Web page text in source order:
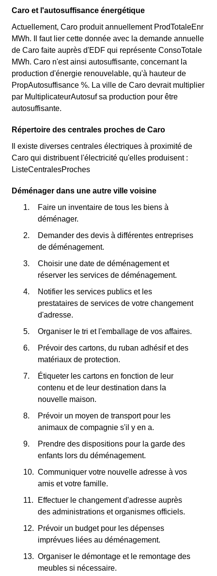
Caro et l'autosuffisance énergétique
Actuellement, Caro produit annuellement ProdTotaleEnr
MWh. Il faut lier cette donnée avec la demande annuelle
de Caro faite auprès d'EDF qui représente ConsoTotale
MWh. Caro n'est ainsi autosuffisante, concernant la
production d'énergie renouvelable, qu'à hauteur de
PropAutosuffisance %. La ville de Caro devrait multiplier
par MultiplicateurAutosuf sa production pour être
autosuffisante.
Répertoire des centrales proches de Caro
Il existe diverses centrales électriques à proximité de
Caro qui distribuent l'électricité qu'elles produisent :
ListeCentralesProches
Déménager dans une autre ville voisine
Faire un inventaire de tous les biens à
déménager.
Demander des devis à différentes entreprises
de déménagement.
Choisir une date de déménagement et
réserver les services de déménagement.
Notifier les services publics et les
prestataires de services de votre changement
d'adresse.
Organiser le tri et l'emballage de vos affaires.
Prévoir des cartons, du ruban adhésif et des
matériaux de protection.
Étiqueter les cartons en fonction de leur
contenu et de leur destination dans la
nouvelle maison.
Prévoir un moyen de transport pour les
animaux de compagnie s'il y en a.
Prendre des dispositions pour la garde des
enfants lors du déménagement.
Communiquer votre nouvelle adresse à vos
amis et votre famille.
Effectuer le changement d'adresse auprès
des administrations et organismes officiels.
Prévoir un budget pour les dépenses
imprévues liées au déménagement.
Organiser le démontage et le remontage des
meubles si nécessaire.